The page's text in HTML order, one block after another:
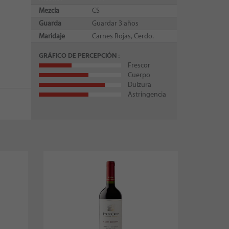
Mezcla
CS
Guarda
Guardar 3 años
Maridaje
Carnes Rojas, Cerdo.
GRÁFICO DE PERCEPCIÓN
Frescor
Cuerpo
Dulzura
Astringencia